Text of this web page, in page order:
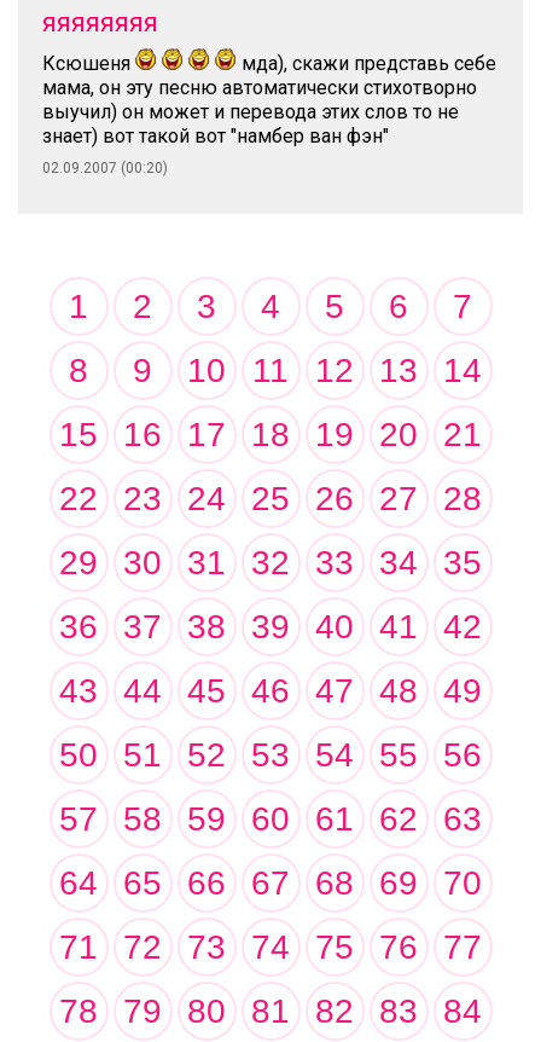
яяяяяяяя
Ксюшеня
мда), скажи представь себе
мама, он эту песню автоматически стихотворно
выучил) он может и перевода этих слов то не
знает) вот такой вот "намбер ван фэн"
02.09.2007 (00:20)
1 2 3 4 5 6
7
8
9 10 11 12 13
14
15
16 17 18 19 20
21
22
23 24 25 26 27
28
29
30 31 32 33 34
35
36
37 38 39 40 41
42
43
44 45 46 47 48
49
50
51 52 53 54 55
56
57
58 59 60 61 62
63
64
65 66 67 68 69
70
71
72 73 74 75 76
77
78
79 80 81 82 83
84